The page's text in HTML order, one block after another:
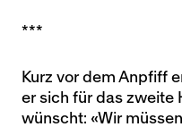
***
Kurz vor dem Anpfiff
er sich für das zweite
wünscht: «Wir